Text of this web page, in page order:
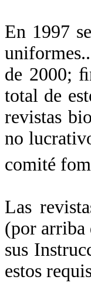
En 1997
de 2000;
total de
revistas
no
comité
Las
(por arriba
sus
estos